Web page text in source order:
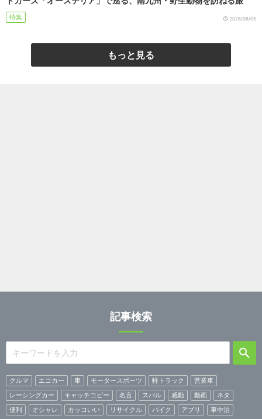
特集 2026/08/05
もっと見る
記事検索
クルマ エコカー 車 モータースポーツ 軽トラック
営業車
レーシングカー
キャッチコピー 名言 スバル 感動 動画
ネタ
便利
オシャレ カッコいい リサイクル バイク アプリ
車中泊